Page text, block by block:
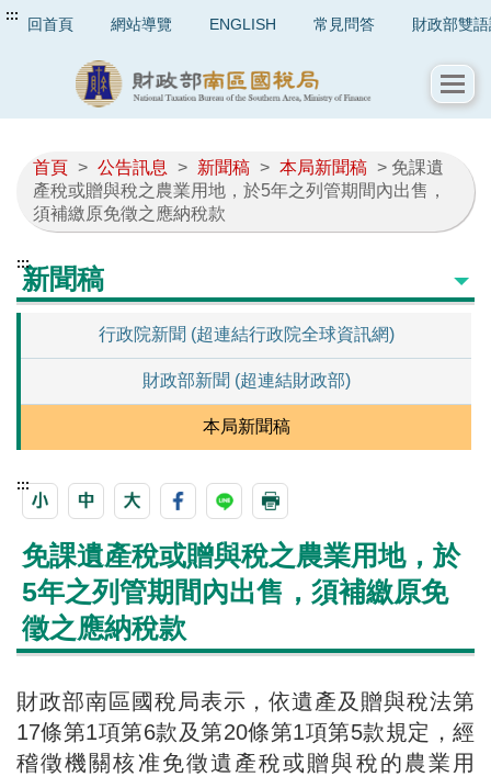
::: 回首頁 網站導覽 ENGLISH 常見問答 財政部雙
首頁 > 公告訊息 > 新聞稿 > 本局新聞稿 > 免課遺
產稅或贈與稅之農業用地，於5年之列管期間內出售，
須補繳原免徵之應納稅款
:::新聞稿
行政院新聞 (超連結行政院全球資訊網)
財政部新聞 (超連結財政部)
本局新聞稿
:::
免課遺產稅或贈與稅之農業用地，於
5年之列管期間內出售，須補繳原免
徵之應納稅款
財政部南區國稅局表示，依遺產及贈與稅法第
17條第1項第6款及第20條第1項第5款規定，經
稽徵機關核准免徵遺產稅或贈與稅的農業用